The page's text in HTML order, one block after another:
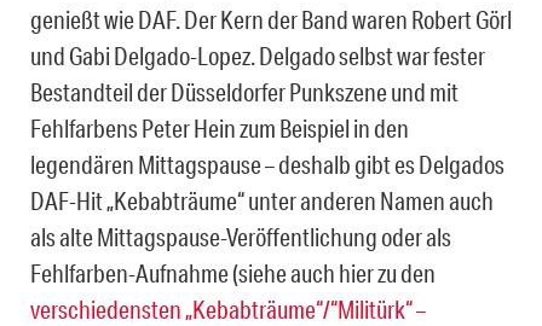
genießt wie DAF. Der Kern der Band waren Robert Görl
und Gabi Delgado-Lopez. Delgado selbst war fester
Bestandteil der Düsseldorfer Punkszene und mit
Fehlfarbens Peter Hein zum Beispiel in den
legendären Mittagspause – deshalb gibt es Delgados
DAF-Hit „Kebabträume“ unter anderen Namen auch
als alte Mittagspause-Veröffentlichung oder als
Fehlfarben-Aufnahme (siehe auch hier zu den
verschiedensten „Kebabträume“/“Militürk“ –